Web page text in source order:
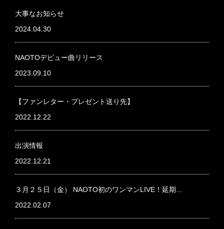
大事なお知らせ
2024.04.30
NAOTOデビュー曲リリース
2023.09.10
【ファンレター・プレゼント送り先】
2022.12.22
出演情報
2022.12.21
３月２５日（金） NAOTO初のワンマンLIVE！延期...
2022.02.07